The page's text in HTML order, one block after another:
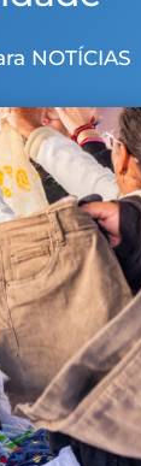
NOTÍCIAS